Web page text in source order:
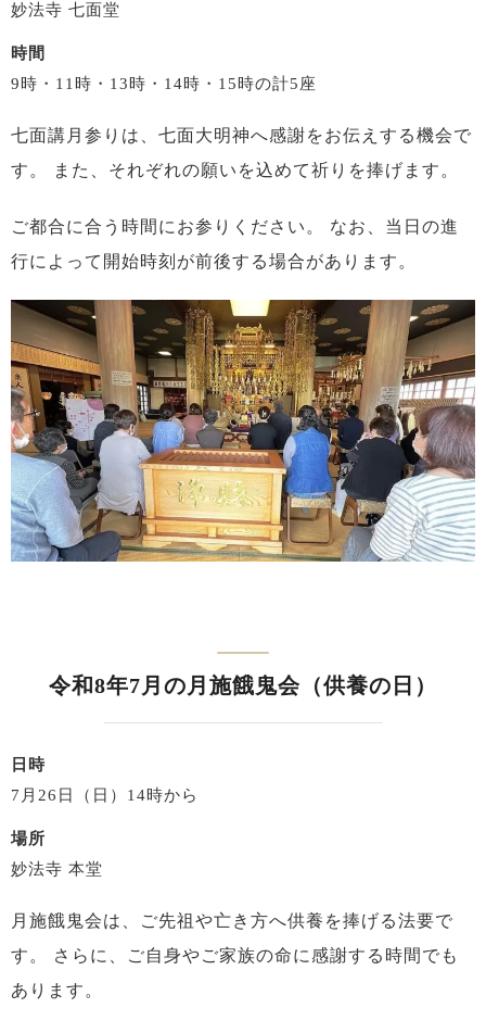
妙法寺 七面堂
時間
9時・11時・13時・14時・15時の計5座
七面講月参りは、七面大明神へ感謝をお伝えする機会で
す。
また、それぞれの願いを込めて祈りを捧げます。
ご都合に合う時間にお参りください。
なお、当日の進
行によって開始時刻が前後する場合があります。
令和8年7月の月施餓鬼会（供養の日）
日時
7月26日（日）14時から
場所
妙法寺 本堂
月施餓鬼会は、ご先祖や亡き方へ供養を捧げる法要で
す。
さらに、ご自身やご家族の命に感謝する時間でも
あります。